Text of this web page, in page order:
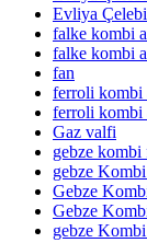
Evliya Çelebi
falke kombi
falke kombi
fan
ferroli kombi
ferroli kombi
Gaz valfi
gebze kombi
gebze
Gebze
Gebze
gebze